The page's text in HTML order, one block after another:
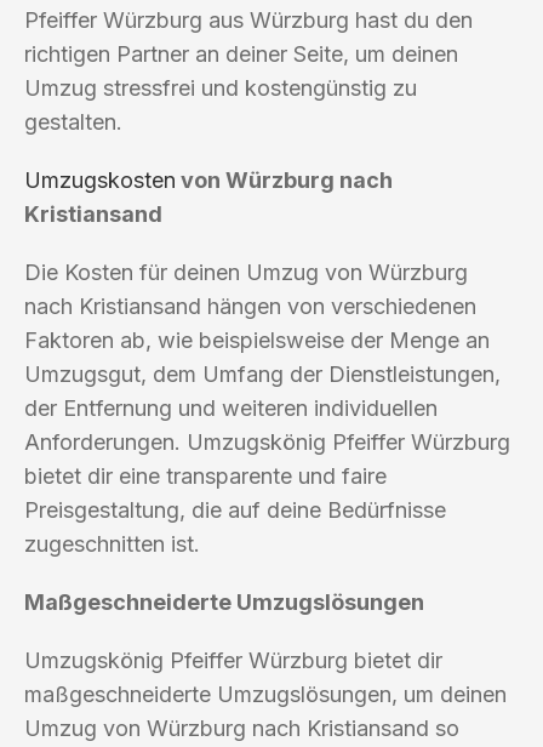
Pfeiffer Würzburg aus Würzburg hast du den
richtigen Partner an deiner Seite, um deinen
Umzug stressfrei und kostengünstig zu
gestalten.
Umzugskosten von Würzburg nach
Kristiansand
Die Kosten für deinen Umzug von Würzburg
nach Kristiansand hängen von verschiedenen
Faktoren ab, wie beispielsweise der Menge an
Umzugsgut, dem Umfang der Dienstleistungen,
der Entfernung und weiteren individuellen
Anforderungen. Umzugskönig Pfeiffer Würzburg
bietet dir eine transparente und faire
Preisgestaltung, die auf deine Bedürfnisse
zugeschnitten ist.
Maßgeschneiderte Umzugslösungen
Umzugskönig Pfeiffer Würzburg bietet dir
maßgeschneiderte Umzugslösungen, um deinen
Umzug von Würzburg nach Kristiansand so